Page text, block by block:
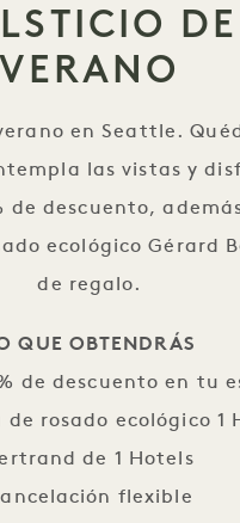
DE
VERANO
en Seattle.
las vistas y
de descuento,
ecológico Gérard
de regalo.
QUE OBTENDRÁS
de descuento en tu
rosado ecológico 1
de 1 Hotels
flexible